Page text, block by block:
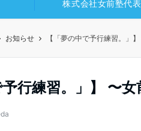
株式会社女前塾代表
お知らせ 【「夢の中で予行練習。」
予行練習。」】 〜